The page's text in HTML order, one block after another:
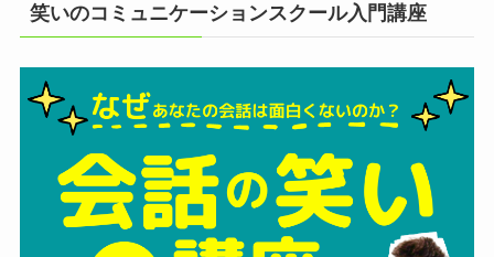
笑いのコミュニケーションスクール入門講座